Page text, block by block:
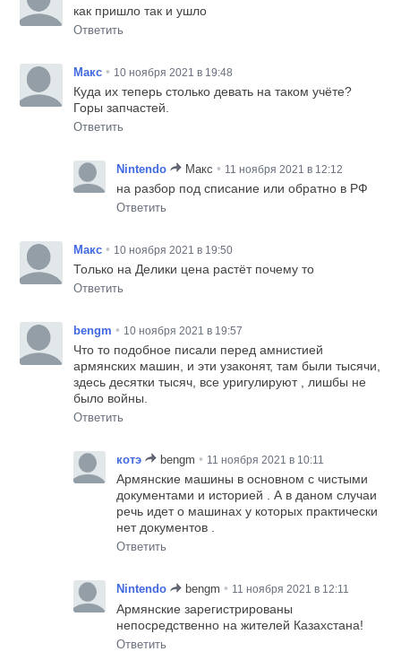
как пришло так и ушло
Ответить
Макс • 10 ноября 2021 в 19:48
Куда их теперь столько девать на таком учёте?
Горы запчастей.
Ответить
Nintendo Макс • 11 ноября 2021 в 12:12
на разбор под списание или обратно в РФ
Ответить
Макс • 10 ноября 2021 в 19:50
Только на Делики цена растёт почему то
Ответить
bengm • 10 ноября 2021 в 19:57
Что то подобное писали перед амнистией
армянских машин, и эти узаконят, там были тысячи,
здесь десятки тысяч, все уригулируют , лишбы не
было войны.
Ответить
котэ bengm • 11 ноября 2021 в 10:11
Армянские машины в основном с чистыми
документами и историей . А в даном случаи
речь идет о машинах у которых практически
нет документов .
Ответить
Nintendo bengm • 11 ноября 2021 в 12:11
Армянские зарегистрированы
непосредственно на жителей Казахстана!
Ответить